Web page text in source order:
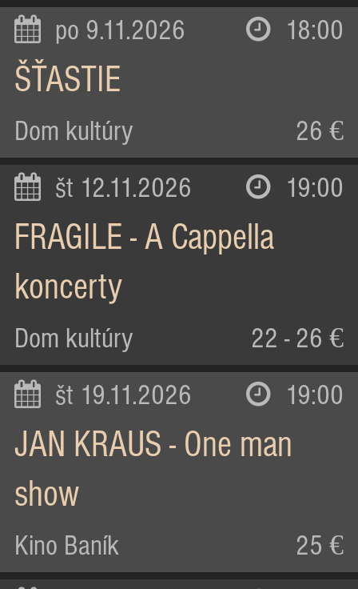
po 9.11.2026 18:00
ŠŤASTIE
Dom kultúry 26 €
št 12.11.2026 19:00
FRAGILE - A Cappella
koncerty
Dom kultúry 22 - 26 €
št 19.11.2026 19:00
JAN KRAUS - One man
show
Kino Baník 25 €